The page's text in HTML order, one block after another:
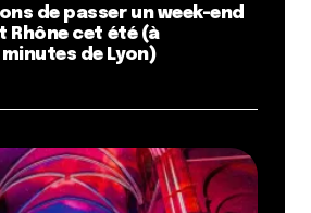
de passer un week-end
Rhône cet été (à
de Lyon)